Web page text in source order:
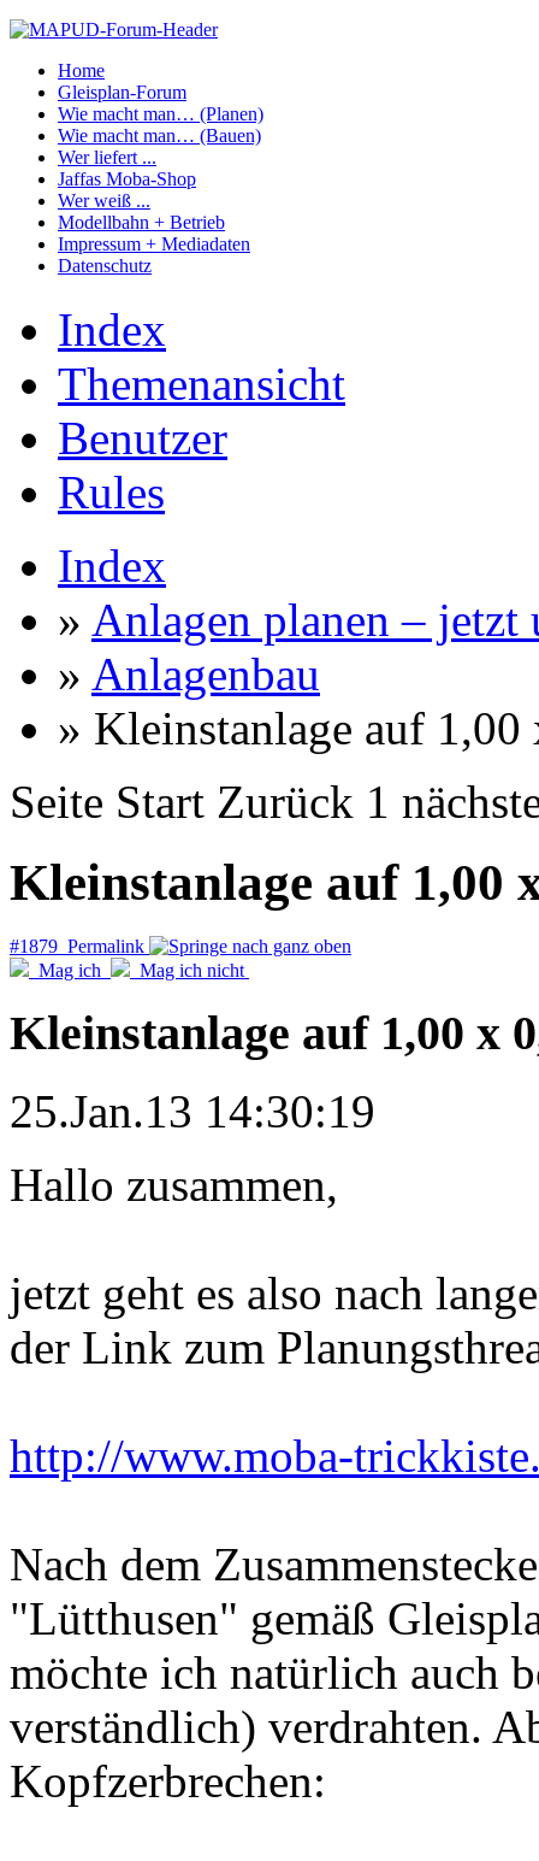
Home
Gleisplan-Forum
Wie macht man… (Planen)
Wie macht man… (Bauen)
Wer liefert ...
Jaffas Moba-Shop
Wer weiß ...
Modellbahn + Betrieb
Impressum + Mediadaten
Datenschutz
Index
Themenansicht
Benutzer
Rules
Index
» Anlagen planen – jetzt
» Anlagenbau
» Kleinstanlage auf 1,00
Seite Start Zurück 1
Kleinstanlage auf 1,00
#1879 Permalink
Mag ich
Mag ich nicht
Kleinstanlage auf 1,00 x
25.Jan.13 14:30:19
Hallo zusammen,
jetzt geht es also nach
der Link zum
http://www.moba-
Nach dem
"Lütthusen" gemäß
möchte ich natürlich auch
verständlich) verdrahten.
Kopfzerbrechen: